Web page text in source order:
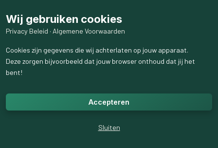
Wij gebruiken cookies
Privacy Beleid · Algemene Voorwaarden
Cookies zijn gegevens die wij achterlaten op jouw apparaat.
Deze zorgen bijvoorbeeld dat jouw browser onthoud dat jij het
bent!
Accepteren
Sluiten